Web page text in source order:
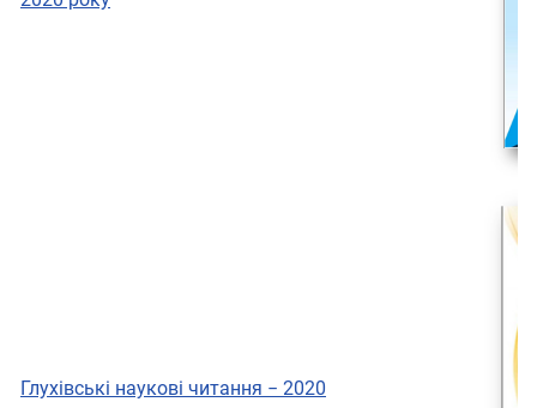
Глухівські наукові читання − 2020